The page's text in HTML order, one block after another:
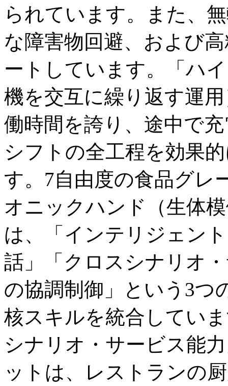
られています。また、
な障害物回避、および
ートしています。「ハ
機を交互に繰り返す運
働時間を誇り、途中で
シフトの全工程を効果
す。7自由度の食品グレ
オニックハンド（生体
は、「インテリジェン
話」「クロスシナリオ
の協調制御」という3つ
核スキルを統合してい
シナリオ・サービス能
ットは、レストランの